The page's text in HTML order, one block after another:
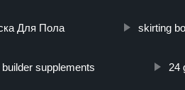
Для Пола skirting
builder supplements 24